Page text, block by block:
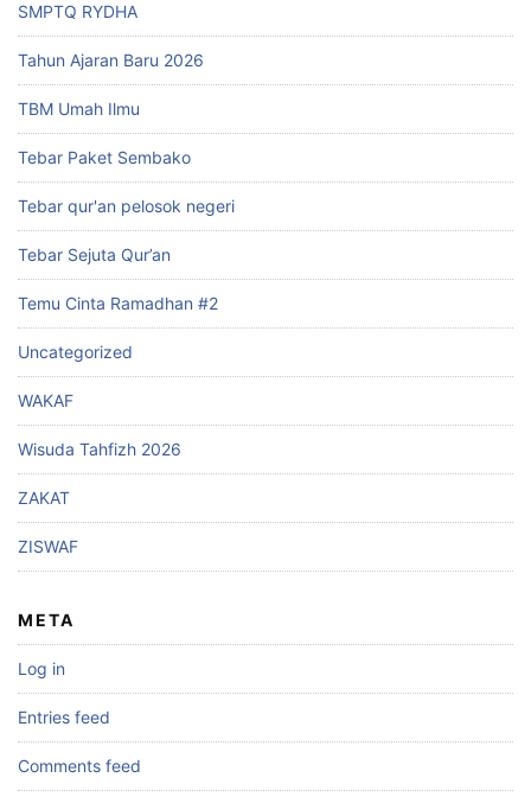
SMPTQ RYDHA
Tahun Ajaran Baru 2026
TBM Umah Ilmu
Tebar Paket Sembako
Tebar qur'an pelosok negeri
Tebar Sejuta Qur’an
Temu Cinta Ramadhan #2
Uncategorized
WAKAF
Wisuda Tahfizh 2026
ZAKAT
ZISWAF
META
Log in
Entries feed
Comments feed